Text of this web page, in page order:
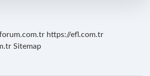
https://efl.com.tr
Sitemap